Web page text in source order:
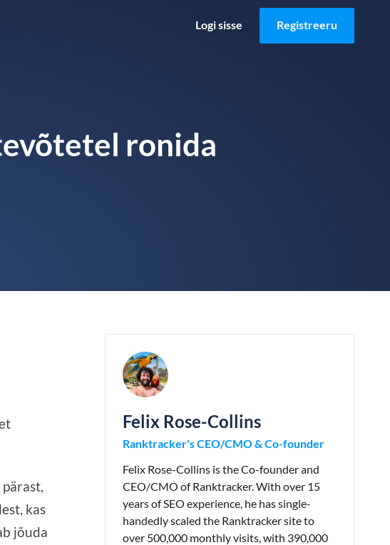
Logi sisse Registreeru
ronida
kas
jõuda
Felix Rose-Collins
Ranktracker's CEO/CMO & Co-founder
Felix Rose-Collins is the Co-founder and
CEO/CMO of Ranktracker. With over 15
years of SEO experience, he has single-
handedly scaled the Ranktracker site to
over 500,000 monthly visits, with 390,000